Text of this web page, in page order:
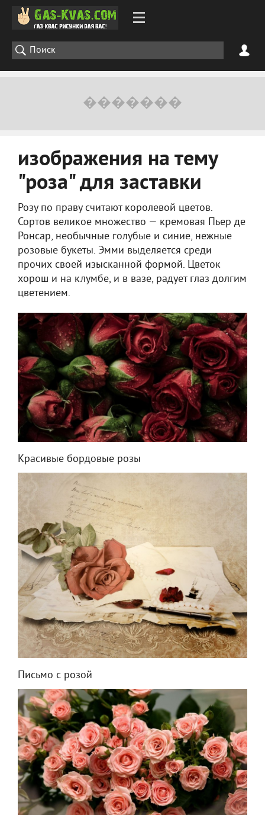
изображения на тему
"роза" для заставки
Розу по праву считают королевой цветов.
Сортов великое множество — кремовая Пьер де
Ронсар, необычные голубые и синие, нежные
розовые букеты. Эмми выделяется среди
прочих своей изысканной формой. Цветок
хорош и на клумбе, и в вазе, радует глаз долгим
цветением.
Красивые бордовые розы
Письмо с розой